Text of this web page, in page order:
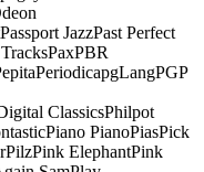
Passport JazzPast Perfect
PaxPBR
PeriodicapgLangPGP
ClassicsPhilpot
Piano PianoPiasPick
PilzPink ElephantPink